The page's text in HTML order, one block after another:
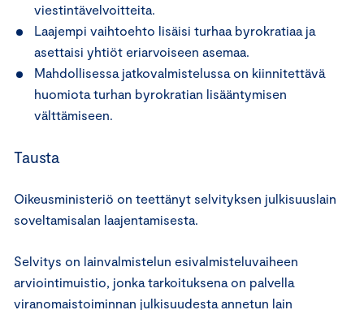
viestintävelvoitteita.
Laajempi vaihtoehto lisäisi turhaa byrokratiaa ja
asettaisi yhtiöt eriarvoiseen asemaa.
Mahdollisessa jatkovalmistelussa on kiinnitettävä
huomiota turhan byrokratian lisääntymisen
välttämiseen.
Tausta
Oikeusministeriö on teettänyt selvityksen julkisuuslain
soveltamisalan laajentamisesta.
Selvitys on lainvalmistelun esivalmisteluvaiheen
arviointimuistio, jonka tarkoituksena on palvella
viranomaistoiminnan julkisuudesta annetun lain